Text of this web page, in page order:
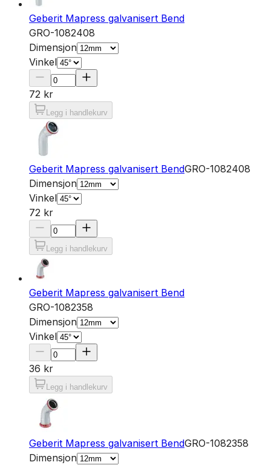
Geberit Mapress galvanisert Bend
GRO-1082408
Dimensjon
Vinkel
72 kr
Legg i handlekurv
Geberit Mapress galvanisert BendGRO-1082408
Dimensjon
Vinkel
72 kr
Legg i handlekurv
Geberit Mapress galvanisert Bend
GRO-1082358
Dimensjon
Vinkel
36 kr
Legg i handlekurv
Geberit Mapress galvanisert BendGRO-1082358
Dimensjon